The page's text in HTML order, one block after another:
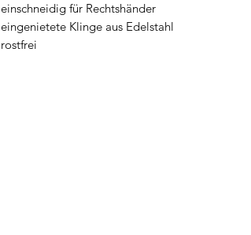
einschneidig für Rechtshänder
eingenietete Klinge aus Edelstahl
rostfrei